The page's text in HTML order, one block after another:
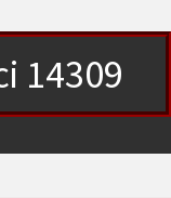
14309